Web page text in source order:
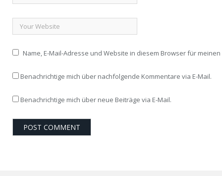
Name, E-Mail-Adresse und Website in diesem Browser für
Benachrichtige mich über nachfolgende Kommentare via E-Mail.
Benachrichtige mich über neue Beiträge via E-Mail.